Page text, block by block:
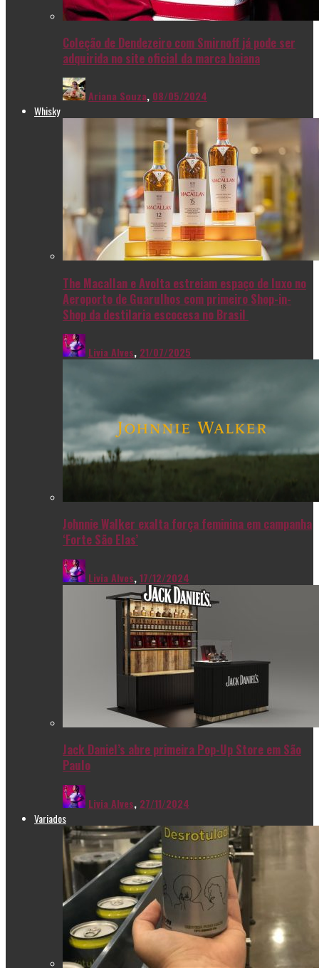
Coleção de Dendezeiro com Smirnoff já pode ser
adquirida no site oficial da marca baiana
Ariana Souza, 08/05/2024
Whisky
The Macallan e Avolta estreiam espaço de luxo no
Aeroporto de Guarulhos com primeiro Shop-in-
Shop da destilaria escocesa no Brasil
Livia Alves, 21/07/2025
Johnnie Walker exalta força feminina em campanha
‘Forte São Elas’
Livia Alves,17/12/2024
Jack Daniel’s abre primeira Pop-Up Store em São
Paulo
Livia Alves, 27/11/2024
Variados